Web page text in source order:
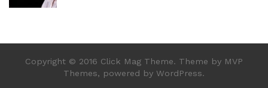
Copyright © 2016 Click Mag Theme. Theme by MVP
Themes, powered by WordPress.